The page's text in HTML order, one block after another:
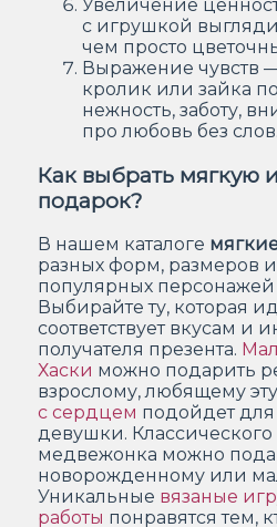
Увеличение
с игрушкой
чем просто
Выражение чувств
кролик или зайка
нежность, заботу,
про любовь без слов.
Как выбрать мягкую
подарок?
В нашем каталоге
разных форм, размеров
популярных
Выбирайте ту, которая
соответствует вкусам и
получателя презента.
Хаски можно подарить
взрослому, любящему
с сердцем подойдет
девушки.
медвежонка можно
новорожденному или
Уникальные вязаные
работы понравятся тем,